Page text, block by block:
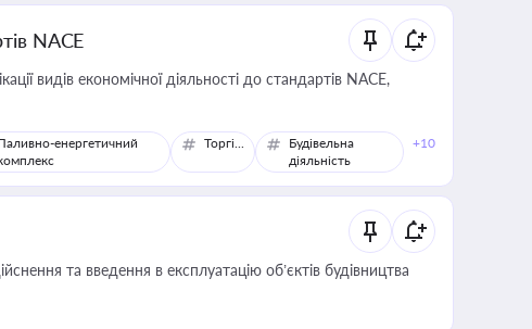
NACE
видів економічної діяльності до стандартів NACE,
енергетичний
Торгівля
Будівельна
діяльність
+10
та введення в експлуатацію об’єктів будівництва